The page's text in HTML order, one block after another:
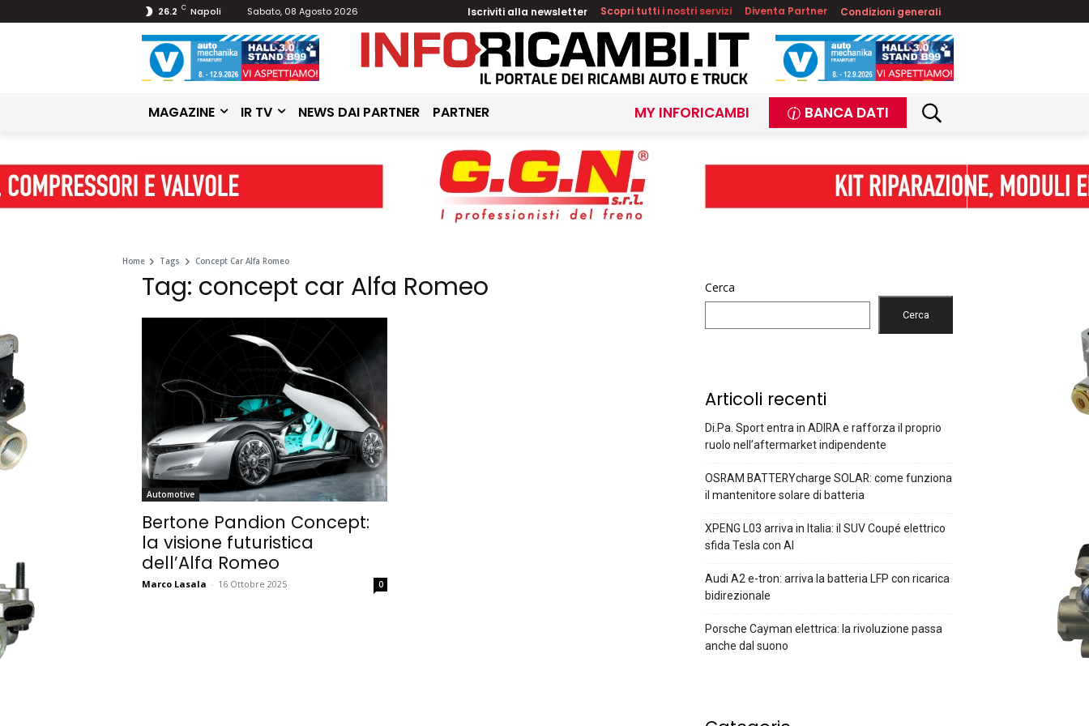
26.2 C Napoli Sabato, 08 Agosto 2026 Iscriviti alla newsletter Scopri tutti i nostri servizi Diventa Partner Condizioni generali
MAGAZINE IR TV NEWS DAI PARTNER PARTNER MY INFORICAMBI BANCA DATI
Home Tags Concept Car Alfa Romeo
Tag: concept car Alfa Romeo
Automotive
Bertone Pandion Concept:
la visione futuristica
dell’Alfa Romeo
Marco Lasala - 16 Ottobre 2025 0
Cerca
Cerca
Articoli recenti
Di.Pa. Sport entra in ADIRA e rafforza il proprio
ruolo nell’aftermarket indipendente
OSRAM BATTERYcharge SOLAR: come funziona
il mantenitore solare di batteria
XPENG L03 arriva in Italia: il SUV Coupé elettrico
sfida Tesla con AI
Audi A2 e-tron: arriva la batteria LFP con ricarica
bidirezionale
Porsche Cayman elettrica: la rivoluzione passa
anche dal suono